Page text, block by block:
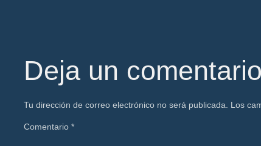
Deja un comentario
Tu dirección de correo electrónico no será publicada. Los
Comentario*